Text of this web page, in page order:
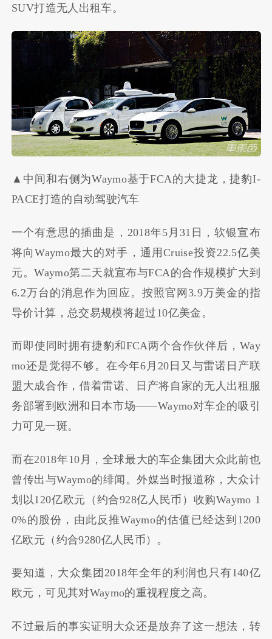
SUV打造无人出租车。
▲中间和右侧为Waymo基于FCA的大捷龙，捷豹I-
PACE打造的自动驾驶汽车
一个有意思的插曲是， 2018年5 月 31 日，软银宣布
将向Waymo最大的对手，通用 Cruise投资22.5亿美
元。Waymo第二天就宣布与FCA 的合作规模扩大到
6.2万台的消息作为回应。按照官网 3.9万美金的指
导价计算，总交易规模将超过10亿美金。
而即使同时拥有捷豹和FCA两个合作伙伴后， Way
mo还是觉得不够。在今年6 月 20 日又与雷诺日产联
盟大成合作，借着雷诺、日产将自家的无人出租服
务部署到欧洲和日本市场——Waymo对车企的吸引
力可见一斑。
而在2018年10 月，全球最大的车企集团大众此前也
曾传出与Waymo的绯闻。外媒当时报道称，大众计
划以120亿欧元（约合928亿人民币）收购Waymo 1
0%的股份，由此反推Waymo的估值已经达到 1200
亿欧元（约合9280亿人民币）。
要知道，大众集团 2018年全年的利润也只有140亿
欧元，可见其对Waymo的重视程度之高。
不过最后的事实证明大众还是放弃了这一想法，转